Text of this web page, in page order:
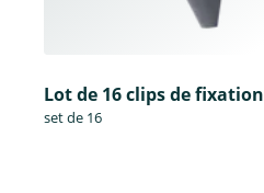
Lot de 16 clips de fixation
set de 16